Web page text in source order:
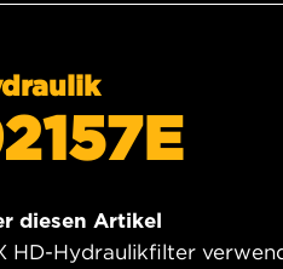
diesen Artikel
HD-Hydraulikfilter